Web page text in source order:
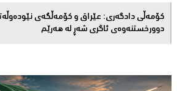
کۆمەڵى دادگەرى: عێراق و كۆمەڵگەی
دوورخستنەوەى ئاگری شەڕ لە هەرێم